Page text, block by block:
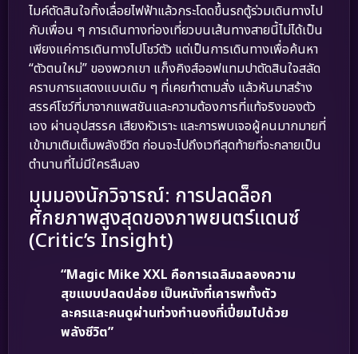
ไมค์ตัดสินใจทิ้งเลื่อยไฟฟ้าแล้วกระโดดขึ้นรถตู้ร่วมเดินทางไป
กับเพื่อน ๆ การเดินทางท่องเที่ยวบนเส้นทางสายนี้ไม่ได้เป็น
เพียงแค่การเดินทางไปโชว์ตัว แต่เป็นการเดินทางเพื่อค้นหา
“ตัวตนใหม่” ของพวกเขา แก็งคิงส์ออฟแทมปาตัดสินใจสลัด
คราบการแสดงแบบเดิม ๆ ที่เคยทำตามสั่ง แล้วหันมาสร้าง
สรรค์โชว์ที่มาจากแพสชันและความต้องการที่แท้จริงของตัว
เอง ผ่านอุปสรรค เสียงหัวเราะ และการพบเจอผู้คนมากมายที่
เข้ามาเติมเต็มพลังชีวิต ก่อนจะไปถึงเวทีสุดท้ายที่จะกลายเป็น
ตำนานที่ไม่มีใครลืมลง
มุมมองนักวิจารณ์: การปลดล็อก
ศักยภาพสูงสุดของภาพยนตร์แดนซ์
(Critic’s Insight)
“Magic Mike XXL คือการเฉลิมฉลองความ
สุขแบบปลดปล่อย เป็นหนังที่เคารพทั้งตัว
ละครและคนดูผ่านท่วงทำนองที่เปี่ยมไปด้วย
พลังชีวิต”